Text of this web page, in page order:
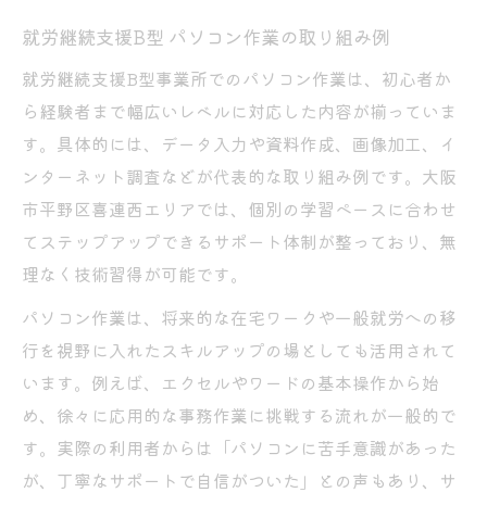
就労継続支援B型 パソコン作業の取り組み例
就労継続支援B型事業所でのパソコン作業は、初心者か
ら経験者まで幅広いレベルに対応した内容が揃っていま
す。具体的には、データ入力や資料作成、画像加工、イ
ンターネット調査などが代表的な取り組み例です。大阪
市平野区喜連西エリアでは、個別の学習ペースに合わせ
てステップアップできるサポート体制が整っており、無
理なく技術習得が可能です。
パソコン作業は、将来的な在宅ワークや一般就労への移
行を視野に入れたスキルアップの場としても活用されて
います。例えば、エクセルやワードの基本操作から始
め、徐々に応用的な事務作業に挑戦する流れが一般的で
す。実際の利用者からは「パソコンに苦手意識があった
が、丁寧なサポートで自信がついた」との声もあり、サ